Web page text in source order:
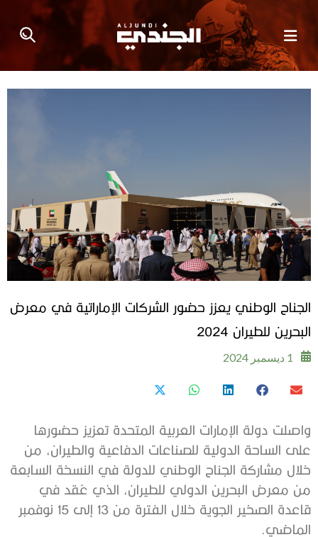
الجناح الوطني يعزز حضور الشركات الإماراتية في معرض
البحرين للطيران 2024
1 ديسمبر 2024
واصلت دولة الإمارات العربية المتحدة تعزيز حضورها
على الساحة الدولية للصناعات الدفاعية والطيران، من
خلال مشاركة الجناح الوطني للدولة في النسخة السابعة
من معرض البحرين الدولي للطيران، الذي عُقد في
قاعدة الصخير الجوية خلال الفترة من 13 إلى 15 نوفمبر
الماضي.